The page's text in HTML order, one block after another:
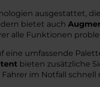
ausgestattet,
bietet auch
alle Funktionen
eine umfassende
bieten zusätzliche
Fahrer im Notfall schnell